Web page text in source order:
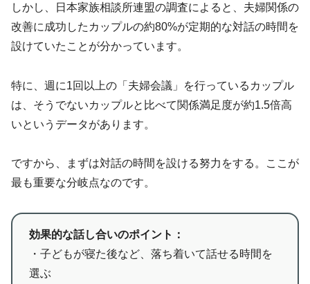
しかし、日本家族相談所連盟の調査によると、夫婦関係の
改善に成功したカップルの約80%が定期的な対話の時間を
設けていたことが分かっています。
特に、週に1回以上の「夫婦会議」を行っているカップル
は、そうでないカップルと比べて関係満足度が約1.5倍高
いというデータがあります。
ですから、まずは対話の時間を設ける努力をする。ここが
最も重要な分岐点なのです。
効果的な話し合いのポイント：
・子どもが寝た後など、落ち着いて話せる時間を
選ぶ